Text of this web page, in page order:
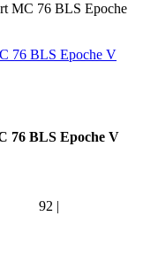
MC 76 BLS Epoche
76 BLS Epoche V
92 |